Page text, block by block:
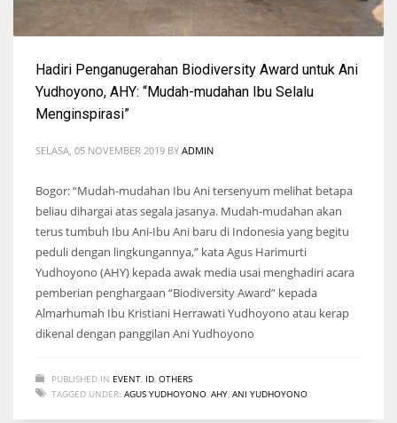
Hadiri Penganugerahan Biodiversity Award untuk Ani
Yudhoyono, AHY: “Mudah-mudahan Ibu Selalu
Menginspirasi”
SELASA, 05 NOVEMBER 2019 BY ADMIN
Bogor: “Mudah-mudahan Ibu Ani tersenyum melihat betapa
beliau dihargai atas segala jasanya. Mudah-mudahan akan
terus tumbuh Ibu Ani-Ibu Ani baru di Indonesia yang begitu
peduli dengan lingkungannya,” kata Agus Harimurti
Yudhoyono (AHY) kepada awak media usai menghadiri acara
pemberian penghargaan “Biodiversity Award” kepada
Almarhumah Ibu Kristiani Herrawati Yudhoyono atau kerap
dikenal dengan panggilan Ani Yudhoyono
PUBLISHED IN EVENT ID OTHERS
TAGGED UNDER: AGUS YUDHOYONO AHY ANI YUDHOYONO